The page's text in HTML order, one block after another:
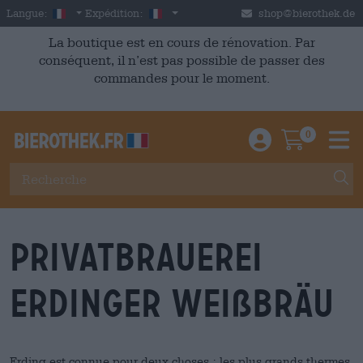
Skip to main content
Langue: French
Expédition: France shop@bierothek.de
La boutique est en cours de rénovation. Par
conséquent, il n’est pas possible de passer des
commandes pour le moment.
Einloggen /
0
Privatbrauerei
ERDINGER Weißbräu